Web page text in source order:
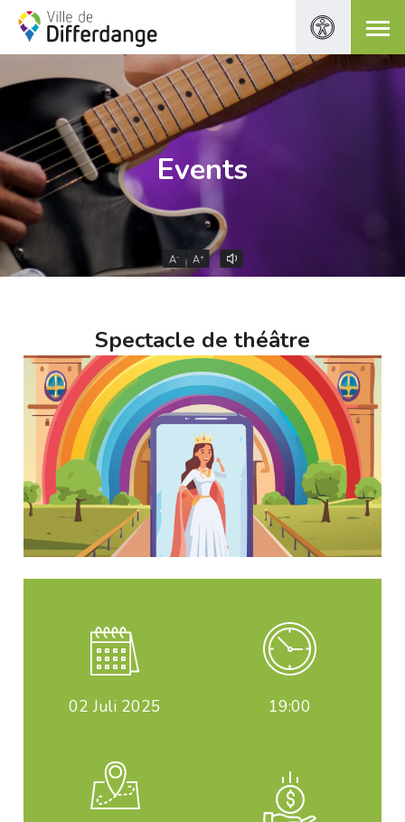
Events
A- A+
Spectacle de théâtre
02 Juli 2025 19:00